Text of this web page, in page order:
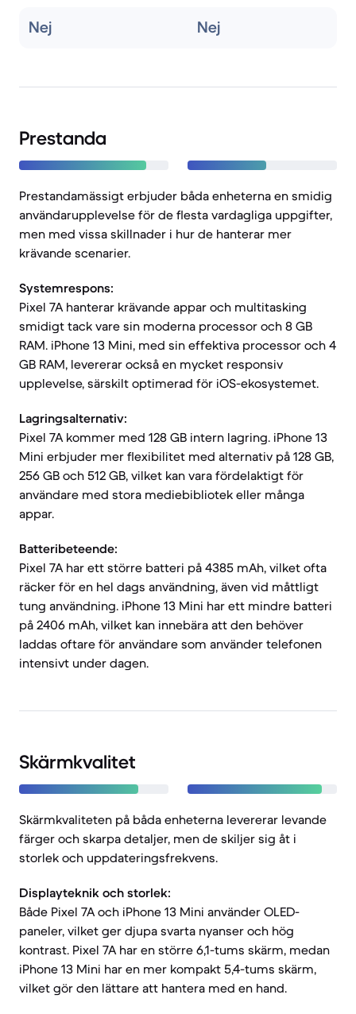
Nej Nej
Prestanda
Prestandamässigt erbjuder båda enheterna en smidig
användarupplevelse för de flesta vardagliga uppgifter,
men med vissa skillnader i hur de hanterar mer
krävande scenarier.
Systemrespons:
Pixel 7A hanterar krävande appar och multitasking
smidigt tack vare sin moderna processor och 8 GB
RAM. iPhone 13 Mini, med sin effektiva processor och 4
GB RAM, levererar också en mycket responsiv
upplevelse, särskilt optimerad för iOS-ekosystemet.
Lagringsalternativ:
Pixel 7A kommer med 128 GB intern lagring. iPhone 13
Mini erbjuder mer flexibilitet med alternativ på 128 GB,
256 GB och 512 GB, vilket kan vara fördelaktigt för
användare med stora mediebibliotek eller många
appar.
Batteribeteende:
Pixel 7A har ett större batteri på 4385 mAh, vilket ofta
räcker för en hel dags användning, även vid måttligt
tung användning. iPhone 13 Mini har ett mindre batteri
på 2406 mAh, vilket kan innebära att den behöver
laddas oftare för användare som använder telefonen
intensivt under dagen.
Skärmkvalitet
Skärmkvaliteten på båda enheterna levererar levande
färger och skarpa detaljer, men de skiljer sig åt i
storlek och uppdateringsfrekvens.
Displayteknik och storlek:
Både Pixel 7A och iPhone 13 Mini använder OLED-
paneler, vilket ger djupa svarta nyanser och hög
kontrast. Pixel 7A har en större 6,1-tums skärm, medan
iPhone 13 Mini har en mer kompakt 5,4-tums skärm,
vilket gör den lättare att hantera med en hand.